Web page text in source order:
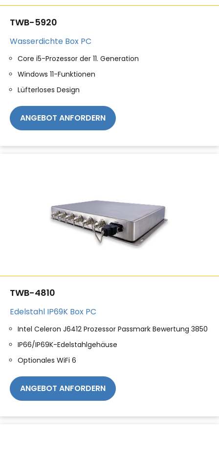
TWB-5920
Wasserdichte Box PC
Core i5-Prozessor der 11. Generation
Windows 11-Funktionen
Lüfterloses Design
ANGEBOT ANFORDERN
TWB-4810
Edelstahl IP69K Box PC
Intel Celeron J6412 Prozessor Passmark Bewertung 3850
IP66/IP69K-Edelstahlgehäuse
Optionales WiFi 6
ANGEBOT ANFORDERN